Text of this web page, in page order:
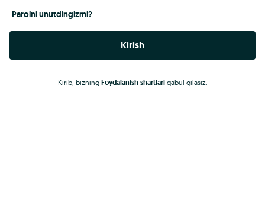
Parolni unutdingizmi?
Kirish
Kirib, bizning Foydalanish shartlariqabul qilasiz.